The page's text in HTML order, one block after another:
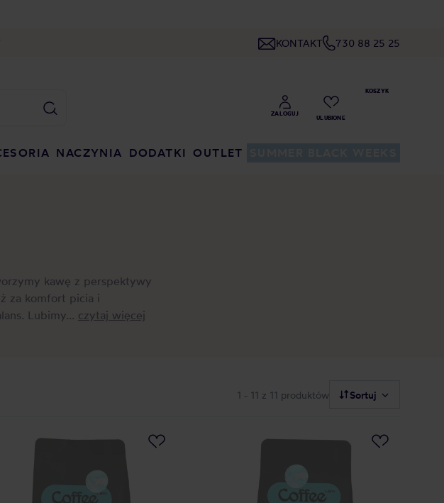
KONTAKT 730 88 25 25
NACZYNIA DODATKI OUTLET
kawę z perspektywy
za komfort picia i
Lubimy... czytaj więcej
1 - 11 z 11 produktów Sortuj